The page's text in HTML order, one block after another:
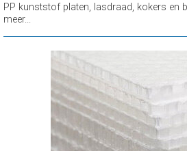
PP kunststof platen, lasdraad, kokers en
meer...